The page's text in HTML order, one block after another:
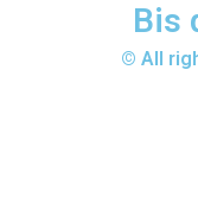
Bis
© All